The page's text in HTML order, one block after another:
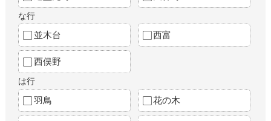
な行
並木台 西富
西俣野
は行
羽鳥 花の木